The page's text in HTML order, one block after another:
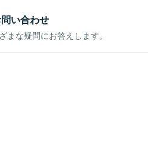
い合わせ
まな疑問にお答えします。